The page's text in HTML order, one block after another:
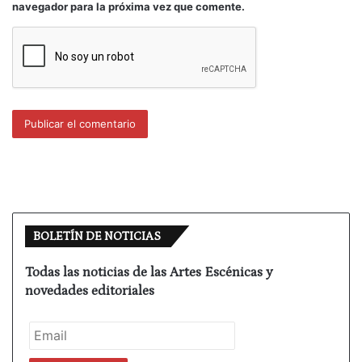
presenciadas y eso, se debe aplaudir y tener muy
Coreográfico Burgos-Nueva York, del que tienen
cumplida información de su resultado final en este
finalizarlas, además de asistir a ver los trabajos de
los talleres que tienen lugar dentro de este magno
festival burgalés de importante trascendencia.
lo anecdótico, o quizás, no tanto, porque una de las
cosas que me sorprendió más es que muchos de
navegador para la próxima vez que comente.
BOLETÍN DE NOTICIAS
Todas las noticias de las Artes Escénicas y
novedades editoriales